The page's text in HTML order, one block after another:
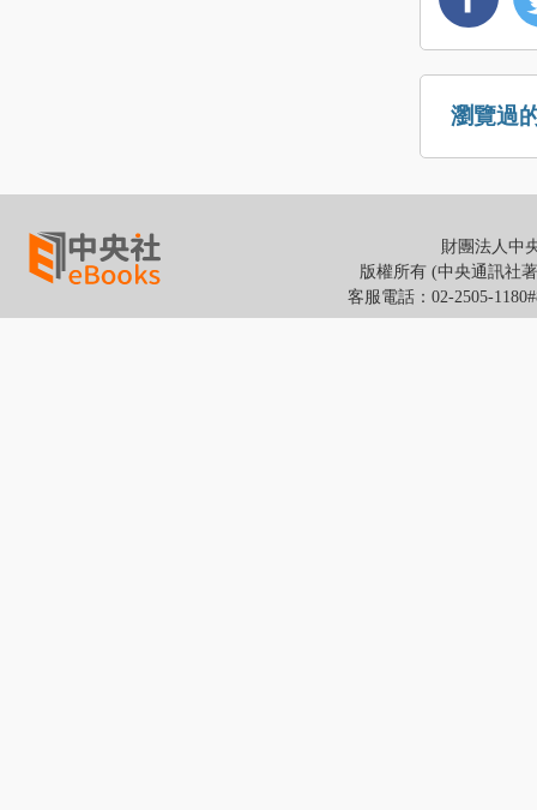
瀏覽過
財團法人中
版權所有 (中央通訊社
客服電話：02-2505-